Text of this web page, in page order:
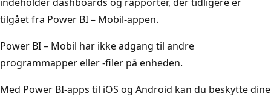
tilgået fra Power BI – Mobil-appen.
Power BI – Mobil har ikke adgang til andre
programmapper eller -filer på enheden.
Med Power BI-apps til iOS og Android kan du beskytte dine